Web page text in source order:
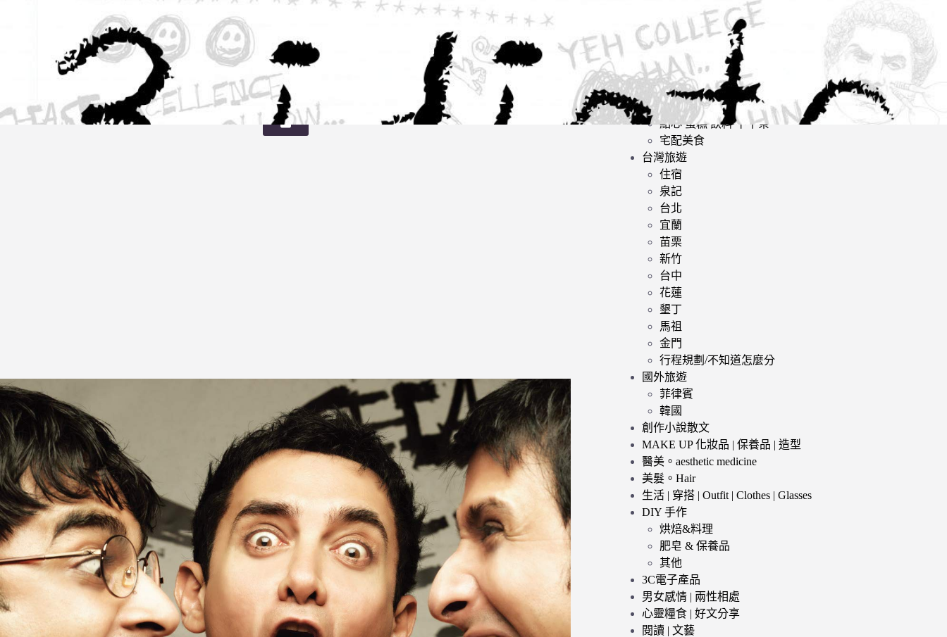
韓式料理
歐美料理
小酌 | 餐酒館
其他異國料理
鍋類 | 火鍋 麻辣鍋 鴛鴦鍋
提供素食餐廳
點心 蛋糕 飲料 下午茶
宅配美食
台灣旅遊
住宿
泉記
台北
宜蘭
苗栗
新竹
台中
花蓮
墾丁
馬祖
金門
行程規劃/不知道怎麼分
國外旅遊
菲律賓
韓國
創作小說散文
MAKE UP 化妝品 | 保養品 | 造型
醫美。aesthetic medicine
美髮。Hair
生活 | 穿搭 | Outfit | Clothes | Glasses
DIY 手作
烘焙&料理
肥皂 & 保養品
其他
3C電子產品
男女感情 | 兩性相處
心靈糧食 | 好文分享
閱讀 | 文藝